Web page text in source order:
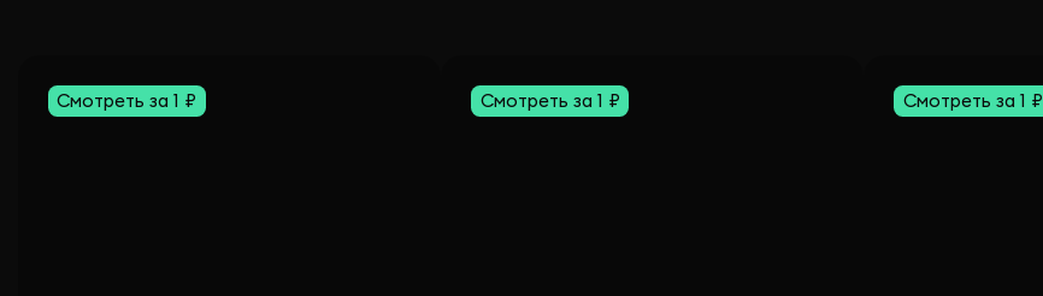
Смотреть за 1 ₽ Смотреть за 1 ₽ Смотреть за 1 ₽